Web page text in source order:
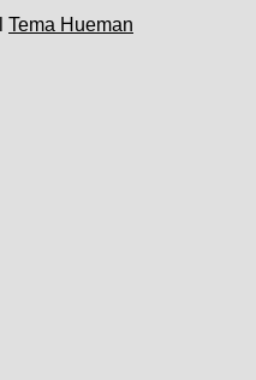
Tema Hueman